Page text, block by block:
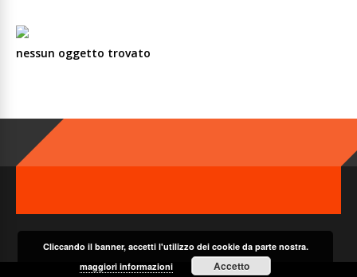
nessun oggetto trovato
Cliccando il banner, accetti l'utilizzo dei cookie da parte nostra.
maggiori informazioni
Accetto